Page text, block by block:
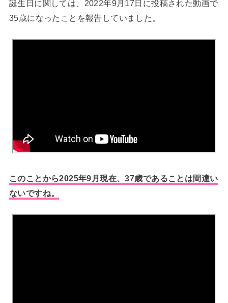
誕生日に関しては、2022年9月17日に投稿された動画で
35歳になったことを報告していました。
このことから2025年9月現在、37歳であることは間違い
ないですね。